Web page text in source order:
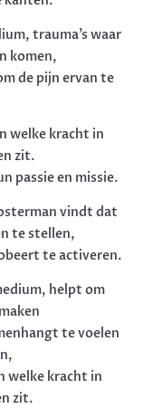
trauma’s waar
komen,
de pijn ervan te
welke kracht in
zit.
passie en missie.
vindt dat
te stellen,
te activeren.
helpt om
te voelen
welke kracht in
zit.